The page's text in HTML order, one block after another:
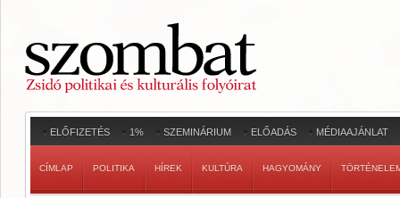
ELŐFIZETÉS 1% SZEMINÁRIUM ELŐADÁS MÉDIAAJÁNLAT
CÍMLAP POLITIKA HÍREK KULTÚRA HAGYOMÁNY